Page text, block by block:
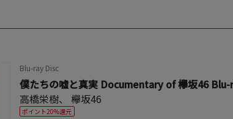
Blu-ray Disc
僕たちの嘘と真実 Documentary of 欅坂46
高橋栄樹、欅坂46
ポイント20%還元